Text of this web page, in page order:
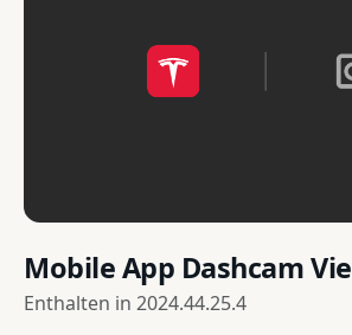
Mobile App Dashcam
Enthalten in 2024.44.25.4